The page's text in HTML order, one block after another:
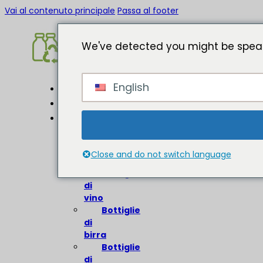
Vai al contenuto principale Passa al footer
Circa
vetro
di
vino
Bottiglie
di
birra
Bottiglie
di
We've detected you might be
English
Close and do not switch language